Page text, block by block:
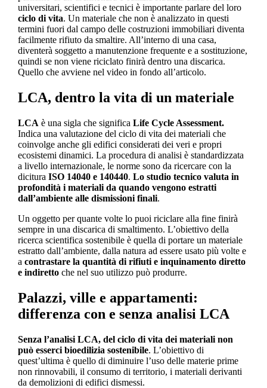
universitari, scientifici e tecnici è importante parlare del loro
ciclo di vita. Un materiale che non è analizzato in questi
termini fuori dal campo delle costruzioni immobiliari diventa
facilmente rifiuto da smaltire. All’interno di una casa,
diventerà soggetto a manutenzione frequente e a sostituzione,
quindi se non viene riciclato finirà dentro una discarica.
Quello che avviene nel video in fondo all’articolo.
LCA, dentro la vita di un materiale
LCA è una sigla che significa Life Cycle Assessment.
Indica una valutazione del ciclo di vita dei materiali che
coinvolge anche gli edifici considerati dei veri e propri
ecosistemi dinamici. La procedura di analisi è standardizzata
a livello internazionale, le norme sono da ricercare con la
dicitura ISO 14040 e 140440. Lo studio tecnico valuta in
profondità i materiali da quando vengono estratti
dall’ambiente alle dismissioni finali.
Un oggetto per quante volte lo puoi riciclare alla fine finirà
sempre in una discarica di smaltimento. L’obiettivo della
ricerca scientifica sostenibile è quella di portare un materiale
estratto dall’ambiente, dalla natura ad essere usato più volte e
a contrastare la quantità di rifiuti e inquinamento diretto
e indiretto che nel suo utilizzo può produrre.
Palazzi, ville e appartamenti:
differenza con e senza analisi LCA
Senza l’analisi LCA, del ciclo di vita dei materiali non
può esserci bioedilizia sostenibile. L’obiettivo di
quest’ultima è quello di diminuire l’uso delle materie prime
non rinnovabili, il consumo di territorio, i materiali derivanti
da demolizioni di edifici dismessi.